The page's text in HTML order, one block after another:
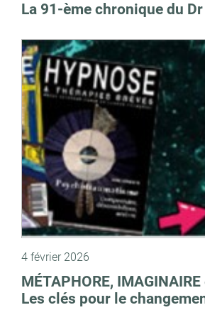
La 91-ème chronique du
4 février 2026
MÉTAPHORE,
Les clés pour le